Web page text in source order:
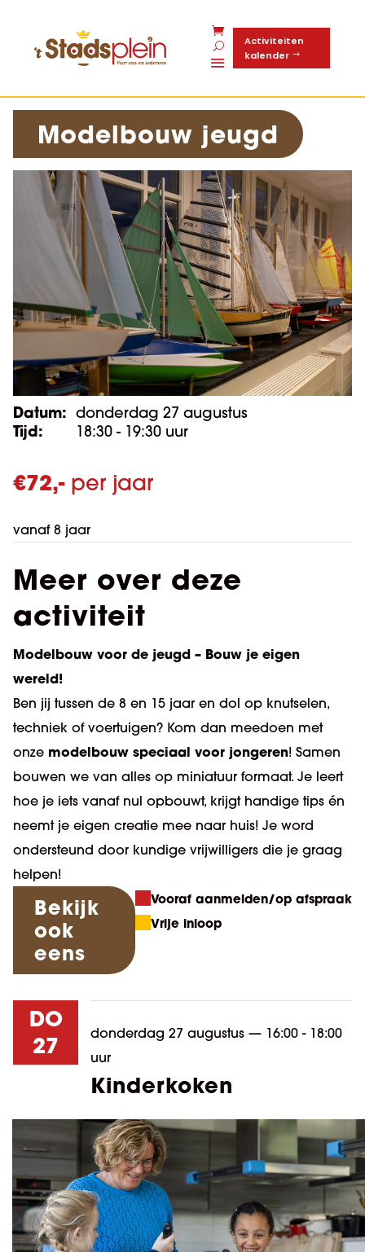
Activiteiten
kalender
Modelbouw jeugd
Datum: donderdag 27 augustus
Tijd: 18:30 - 19:30 uur
€72,-per jaar
vanaf 8 jaar
Meer over deze
activiteit
Modelbouw voor de jeugd – Bouw je eigen
wereld!
Ben jij tussen de 8 en 15 jaar en dol op knutselen,
techniek of voertuigen? Kom dan meedoen met
onze modelbouw speciaal voor jongeren! Samen
bouwen we van alles op miniatuur formaat. Je leert
hoe je iets vanaf nul opbouwt, krijgt handige tips én
neemt je eigen creatie mee naar huis! Je word
ondersteund door kundige vrijwilligers die je graag
helpen!
Bekijk
ook
eens
Vooraf aanmelden/op afspraak
Vrije inloop
DO
27
donderdag 27 augustus — 16:00 - 18:00
uur
Kinderkoken